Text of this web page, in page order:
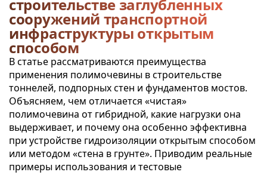
строительстве заглубленных
сооружений транспортной
инфраструктуры открытым
способом
В статье рассматриваются преимущества
применения полимочевины в строительстве
тоннелей, подпорных стен и фундаментов мостов.
Объясняем, чем отличается «чистая»
полимочевина от гибридной, какие нагрузки она
выдерживает, и почему она особенно эффективна
при устройстве гидроизоляции открытым способом
или методом «стена в грунте». Приводим реальные
примеры использования и тестовые